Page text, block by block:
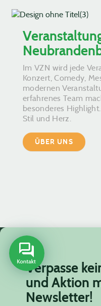
Im VZN wird jede
Konzert, Comedy,
modernen
erfahrenes Team
besonderes
Stil und Herz.
ÜBER UNS
Verpasse
und Aktion
Newsletter!